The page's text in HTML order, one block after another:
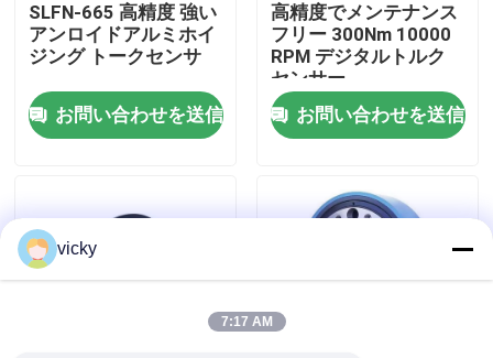
連絡 ください
ニュース
トルクの力量計
SLFN-665 高精度 強い
アンロイドアルミホイ
ジング トークセンサ
お問い合わせを送信
高精度でメンテナンス
フリー 300Nm 10000
RPM デジタルトルク
センサー
お問い合わせを送信
vicky
7:17 AM